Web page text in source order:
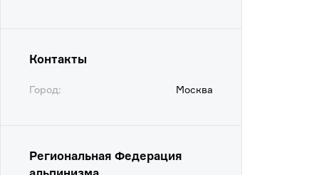
Контакты
Город: Москва
Региональная Федерация